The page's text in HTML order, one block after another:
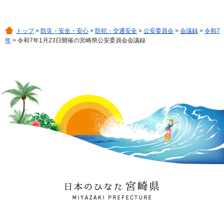
トップ> 防災・安全・安心 > 防犯・交通安全 > 公安委員会 > 会議録 > 令和7
年 > 令和7年1月23日開催の宮崎県公安委員会会議録
日本のひなた 宮崎県
MIYAZAKI PREFECTURE